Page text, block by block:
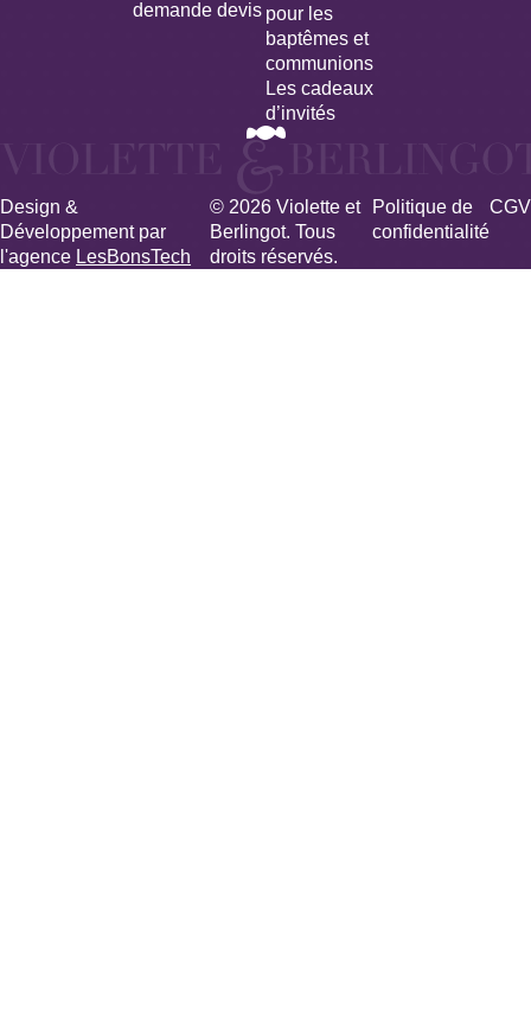
demande devis pour les
baptêmes et
communions
Les cadeaux
d’invités
Design &
Développement par
l'agence LesBonsTech
© 2026 Violette et
Berlingot. Tous
droits réservés.
Politique de
confidentialité
CGV